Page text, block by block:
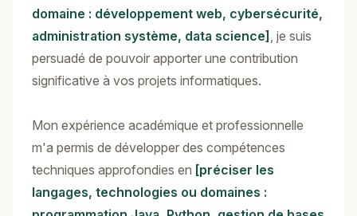
domaine : développement web, cybersécurité,
administration système, data science] , je suis
persuadé de pouvoir apporter une contribution
significative à vos projets informatiques.
Mon expérience académique et professionnelle
m'a permis de développer des compétences
techniques approfondies en [préciser les
langages, technologies ou domaines :